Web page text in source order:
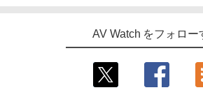
AV Watch をフォロー